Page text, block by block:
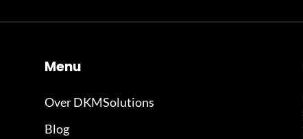
Menu
Over DKMSolutions
Blog